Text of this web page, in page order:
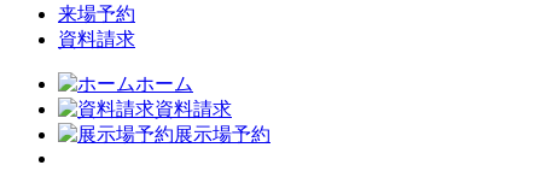
来場予約
資料請求
ホーム
資料請求
展示場予約